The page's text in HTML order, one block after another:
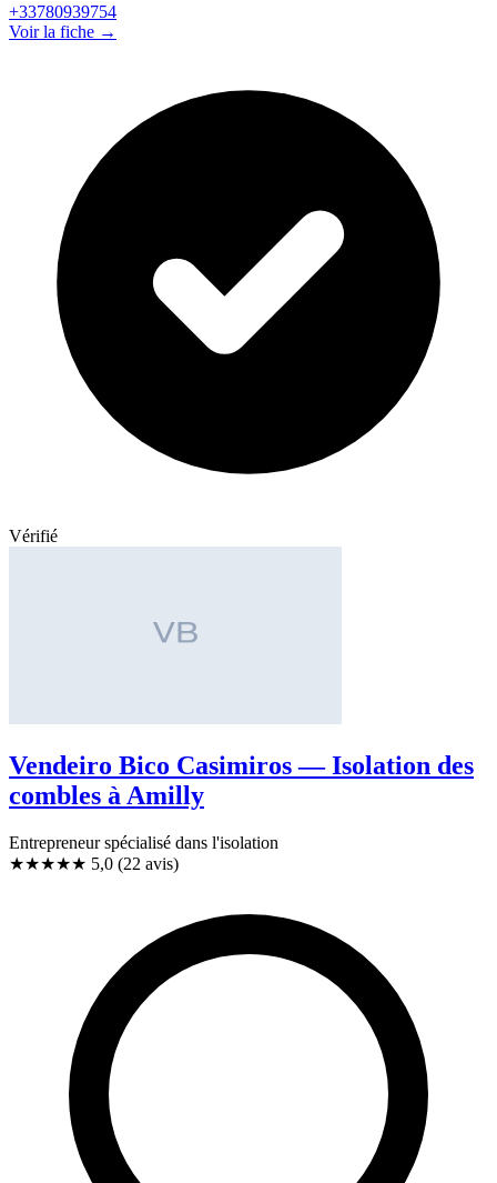
+33780939754
Voir la fiche →
Vérifié
Vendeiro Bico Casimiros — Isolation des
combles à Amilly
Entrepreneur spécialisé dans l'isolation
★★★★★ 5,0 (22 avis)